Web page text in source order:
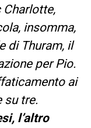
Charlotte,
insomma,
di Thuram, il
per Pio.
ai
su tre.
l’altro